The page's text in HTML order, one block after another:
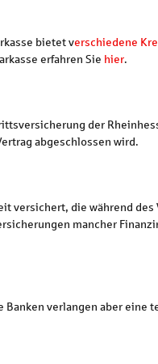
bietet verschiedene
erfahren Sie hier.
der
abgeschlossen wird.
versichert, die während
mancher
Banken verlangen aber eine